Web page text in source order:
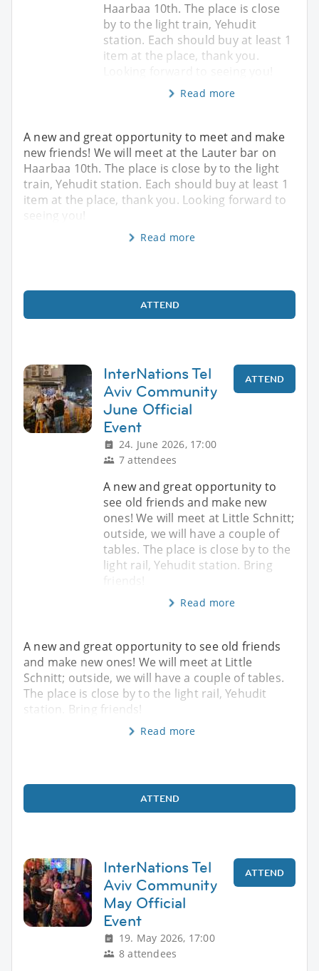
Haarbaa 10th. The place is close
by to the light train, Yehudit
station. Each should buy at least 1
item at the place, thank you.
Read more
A new and great opportunity to meet and make
new friends! We will meet at the Lauter bar on
Haarbaa 10th. The place is close by to the light
train, Yehudit station. Each should buy at least 1
item at the place, thank you. Looking forward to
seeing you!
Read more
ATTEND
InterNations Tel
Aviv Community
June Official
Event
24. June 2026, 17:00
7 attendees
ATTEND
A new and great opportunity to
see old friends and make new
ones! We will meet at Little Schnitt;
outside, we will have a couple of
tables. The place is close by to the
light rail, Yehudit station. Bring
friends!
Read more
A new and great opportunity to see old friends
and make new ones! We will meet at Little
Schnitt; outside, we will have a couple of tables.
The place is close by to the light rail, Yehudit
station. Bring friends!
Read more
ATTEND
InterNations Tel
Aviv Community
May Official
Event
19. May 2026, 17:00
8 attendees
ATTEND